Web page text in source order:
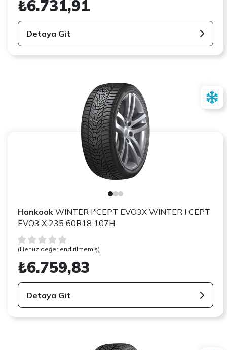
₺6.731,91
Detaya Git
Hankook WINTER I*CEPT EVO3X WINTER I CEPT
EVO3 X 235 60R18 107H
(Henüz değerlendirilmemiş)
₺6.759,83
Detaya Git